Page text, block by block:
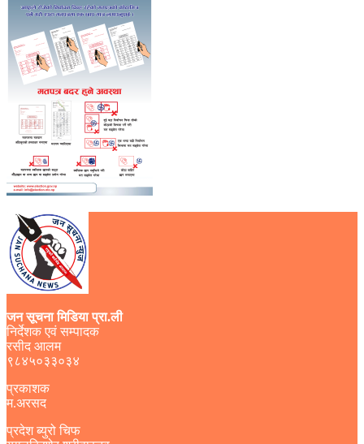
जन सूचना मिडिया प्रा.ली
निर्देशक एवं सम्पादक
रसीद आलम
९८४५०३३०३४
प्रकाशक
म.अरसद
प्रदेश ब्युरो चिफ